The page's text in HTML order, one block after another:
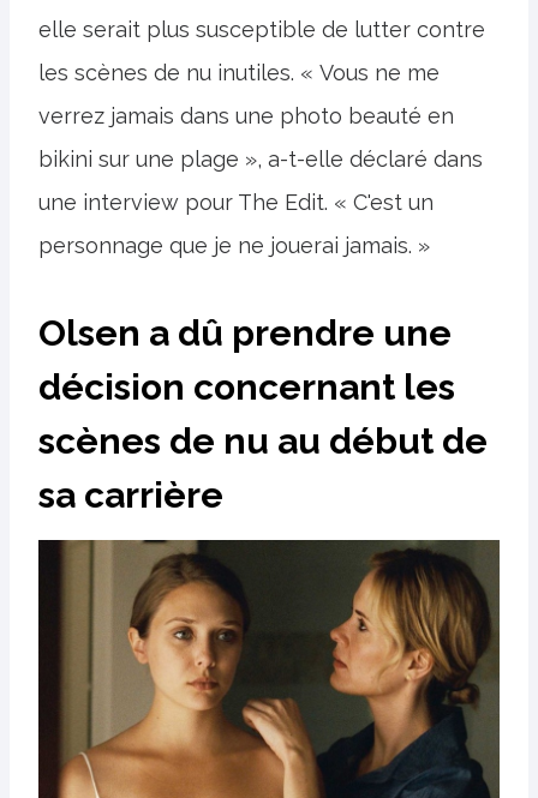
elle serait plus susceptible de lutter contre
les scènes de nu inutiles. « Vous ne me
verrez jamais dans une photo beauté en
bikini sur une plage », a-t-elle déclaré dans
une interview pour The Edit. « C'est un
personnage que je ne jouerai jamais. »
Olsen a dû prendre une
décision concernant les
scènes de nu au début de
sa carrière